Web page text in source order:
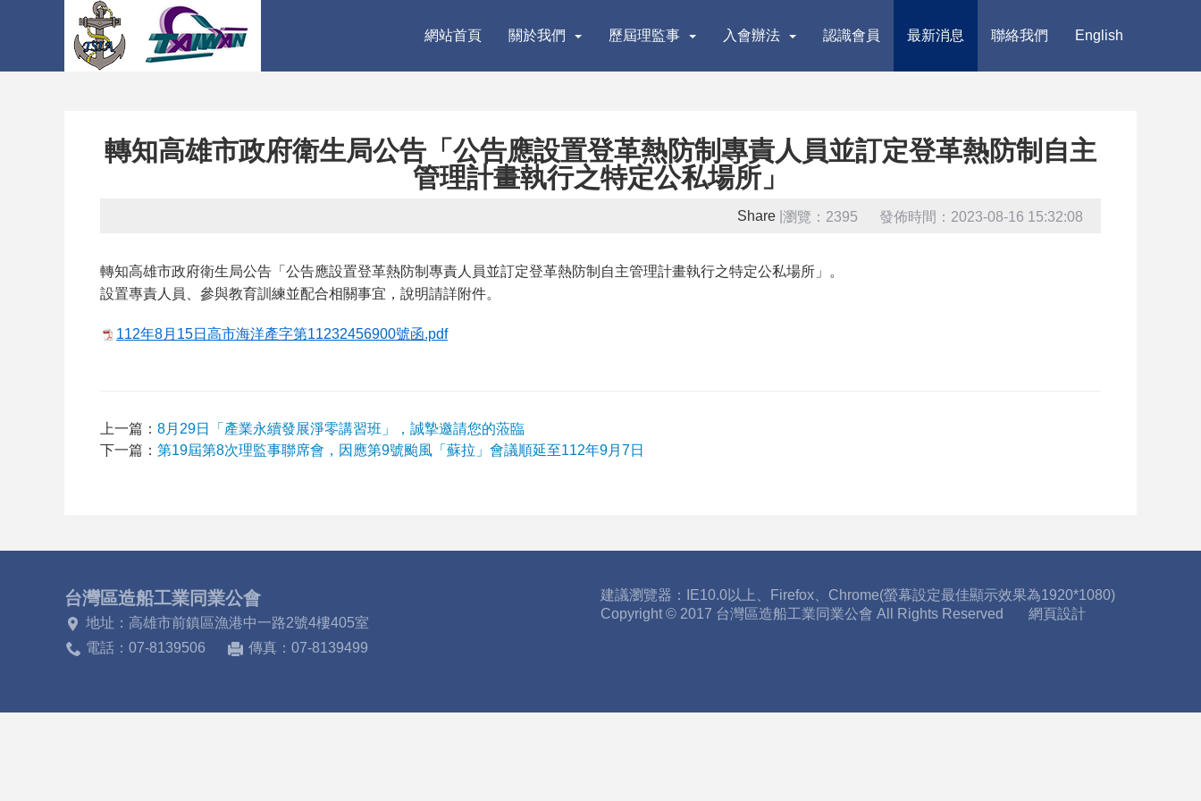
網站首頁 關於我們 歷屆理監事 入會辦法 認識會員 最新消息 聯絡我們 English
轉知高雄市政府衛生局公告「公告應設置登革熱防制專責人員並訂定登革熱防制自主
管理計畫執行之特定公私場所」
瀏覽：2395 發佈時間：2023-08-16 15:32:08
Share
轉知高雄市政府衛生局公告「公告應設置登革熱防制專責人員並訂定登革熱防制自主管理計畫執行之特定公私場所」。
設置專責人員、參與教育訓練並配合相關事宜，說明請詳附件。
112年8月15日高市海洋產字第11232456900號函.pdf
上一篇： 8月29日「產業永續發展淨零講習班」，誠摯邀請您的蒞臨
下一篇： 第19屆第8次理監事聯席會，因應第9號颱風「蘇拉」會議順延至112年9月7日
台灣區造船工業同業公會
地址：高雄市前鎮區漁港中一路2號4樓405室
電話：07-8139506
傳真：07-8139499
建議瀏覽器：IE10.0以上、Firefox、Chrome(螢幕設定最佳顯示效果為1920*1080)
Copyright © 2017 台灣區造船工業同業公會 All Rights Reserved
網頁設計